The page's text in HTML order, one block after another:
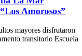
Amorosos”
mayores disfrutaron
transitorio Escuela